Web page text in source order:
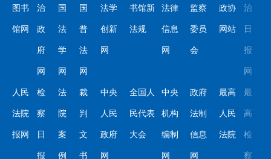
图书
馆网
治
政
府
网
国
法
学
网
国
普
法
网
法学
创新
网
书馆新
法规
法律
信息
网
监察
委员
会
政协
网站
治
日
报
网
人民
法院
报网
检
察
日
报
法
院
案
例
裁
判
文
书
中央
人民
政府
网
全国人
民代表
大会
中央
机构
编制
网
政府
法制
信息
网
最高
人民
法院
最
高
检
察